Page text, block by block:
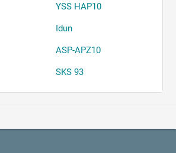
YSS HAP10
Idun
ASP-APZ10
SKS 93